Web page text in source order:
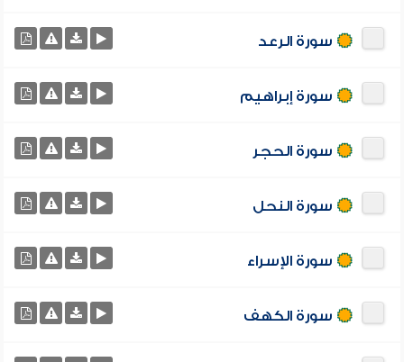
سورة الرعد
سورة إبراهيم
سورة الحجر
سورة النحل
سورة الإسراء
سورة الكهف